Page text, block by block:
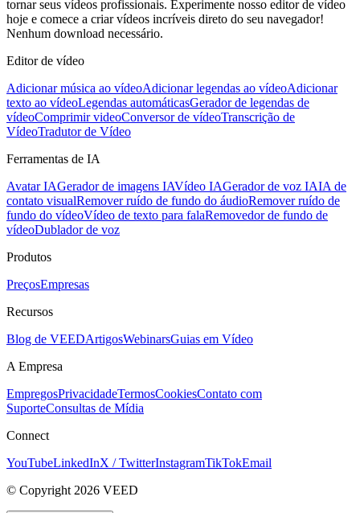
tornar seus vídeos profissionais. Experimente nosso editor de vídeo
hoje e comece a criar vídeos incríveis direto do seu navegador!
Nenhum download necessário.
Editor de vídeo
Adicionar música ao vídeoAdicionar legendas ao vídeoAdicionar
texto ao vídeoLegendas automáticasGerador de legendas de
vídeoComprimir videoConversor de vídeoTranscrição de
VídeoTradutor de Vídeo
Ferramentas de IA
Avatar IAGerador de imagens IAVídeo IAGerador de voz IAIA de
contato visualRemover ruído de fundo do áudioRemover ruído de
fundo do vídeoVídeo de texto para falaRemovedor de fundo de
vídeoDublador de voz
Produtos
PreçosEmpresas
Recursos
Blog de VEEDArtigosWebinarsGuias em Vídeo
A Empresa
EmpregosPrivacidadeTermosCookiesContato com
SuporteConsultas de Mídia
Connect
YouTubeLinkedInX / TwitterInstagramTikTokEmail
© Copyright 2026 VEED